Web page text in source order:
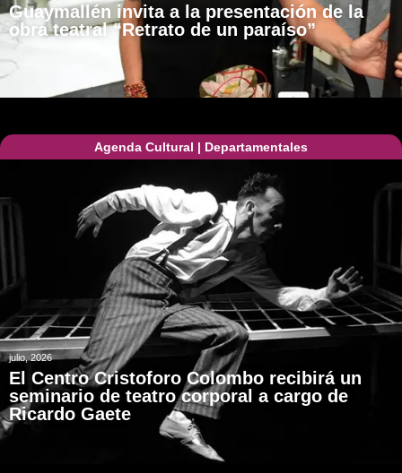
Guaymallén invita a la presentación de la
obra teatral “Retrato de un paraíso”
Agenda Cultural | Departamentales
julio, 2026
El Centro Cristoforo Colombo recibirá un
seminario de teatro corporal a cargo de
Ricardo Gaete